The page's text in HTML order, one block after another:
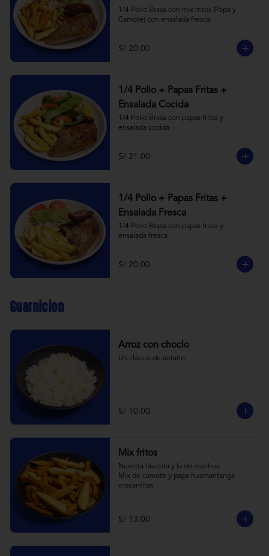
1/4 Pollo Brasa con mix fritos (Papa y
Camote) con ensalada fresca.
S/ 20.00
1/4 Pollo + Papas Fritas +
Ensalada Cocida
1/4 Pollo Brasa con papas fritas y
ensalada cocida
S/ 21.00
1/4 Pollo + Papas Fritas +
Ensalada Fresca
1/4 Pollo Brasa con papas fritas y
ensalada fresca
S/ 20.00
Guarnicion
Arroz con choclo
Un clásico de antaño
S/ 10.00
Mix fritos
Nuestra favorita y la de muchos.
Mix de camote y papa huamantanga
crocantitas
S/ 13.00